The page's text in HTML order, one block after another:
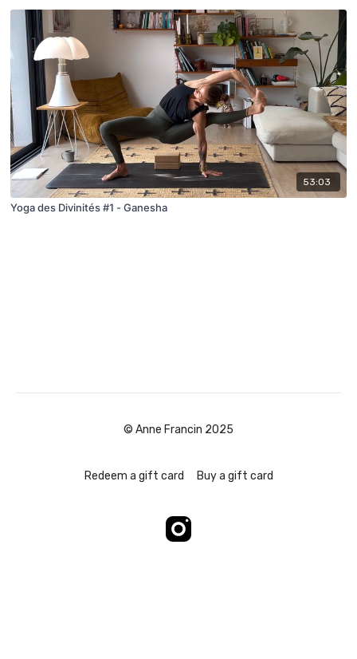
53:03
Yoga des Divinités #1 - Ganesha
© Anne Francin 2025
Redeem a gift card Buy a gift card